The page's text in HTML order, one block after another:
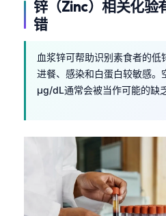
锌（Zinc）相关化验
错
血浆锌可帮助识别素食者的低
进餐、感染和白蛋白较敏感。
µg/dL通常会被当作可能的缺